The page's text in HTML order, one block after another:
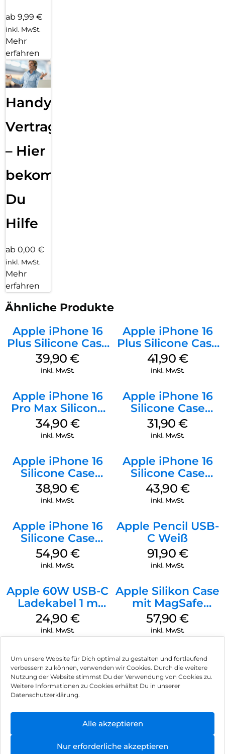
Um unsere Website für Dich optimal zu gestalten und fortlaufend
verbessern zu können, verwenden wir Cookies. Durch die weitere
Nutzung der Website stimmst Du der Verwendung von Cookies zu.
Weitere Informationen zu Cookies erhältst Du in unserer
Datenschutzerklärung.
Alle akzeptieren
Nur erforderliche akzeptieren
ab 9,99 €
inkl. MwSt.
Mehr
erfahren
Handy
Vertragsabwicklung
– Hier
bekommst
Du
Hilfe
ab 0,00 €
inkl. MwSt.
Mehr
erfahren
Ähnliche Produkte
Apple iPhone 16
Plus Silicone Case
MagSafe Plum
39,90€
inkl. MwSt.
Apple iPhone 16
Plus Silicone Case
MagSafe Stone
Gray
41,90 €
inkl. MwSt.
Apple iPhone 16
Pro Max Silicone
Case MagSafe
Denim
34,90 €
inkl. MwSt.
Apple iPhone 16
Silicone Case
MagSafe Fuchsia
31,90€
inkl. MwSt.
Apple iPhone 16
Silicone Case
MagSafe
Ultramarine
38,90€
inkl. MwSt.
Apple iPhone 16
Silicone Case
MagSafe Plum
43,90 €
inkl. MwSt.
Apple iPhone 16
Silicone Case
MagSafe Lake
Green
54,90 €
inkl. MwSt.
Apple Pencil USB-
C Weiß
91,90 €
inkl. MwSt.
Apple 60W USB-C
Ladekabel 1 m
Weiß
24,90 €
inkl. MwSt.
Apple Silikon Case
mit MagSafe
iPhone 14 Pro
(PRODUCT)RED
57,90€
inkl. MwSt.
Impressum